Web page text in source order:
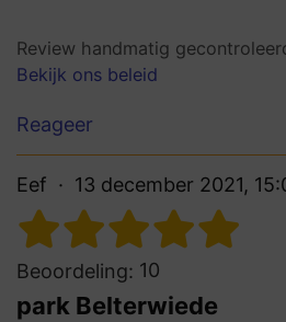
Review handmatig
Bekijk ons beleid
Reageer
Eef 13 december 2021,
Beoordeling: 10
park Belterwiede